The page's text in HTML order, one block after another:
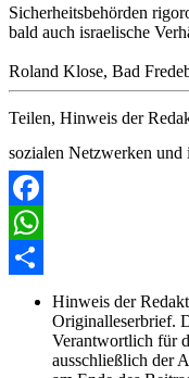
Sicherheitsbehörden
bald auch israelische
Roland Klose, Bad
Teilen, Hinweis der
sozialen Netzwerken
Facebook
WhatsApp
Hinweis der
Originalleserbrief.
Verantwortlich für
ausschließlich der